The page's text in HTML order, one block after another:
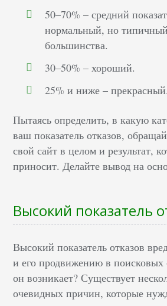
50–70% – средний
нормальный, но
большинства.
30–50% – хороший.
25% и ниже – прекрасный.
Пытаясь определить, в какую
ваш показатель отказов,
свой сайт в целом и результат,
приносит. Делайте вывод на
Высокий показатель
Высокий показатель отказов
и его продвижению в
он возникает? Существует
очевидных причин, которые